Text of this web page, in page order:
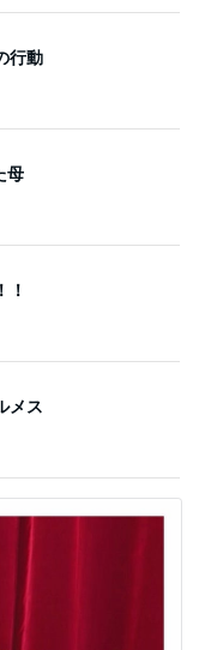
行動
母
！
メス